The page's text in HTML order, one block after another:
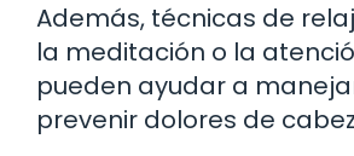
Además, técnicas de
la meditación o la
pueden ayudar a
prevenir dolores de